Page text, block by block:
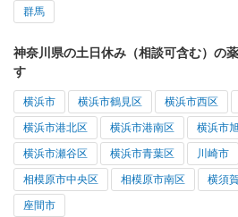
群馬
神奈川県の土日休み（相談可含む）の
す
横浜市 横浜市鶴見区 横浜市西区
横浜市港北区 横浜市港南区 横浜市
横浜市瀬谷区 横浜市青葉区 川崎市
相模原市中央区 相模原市南区 横須
座間市